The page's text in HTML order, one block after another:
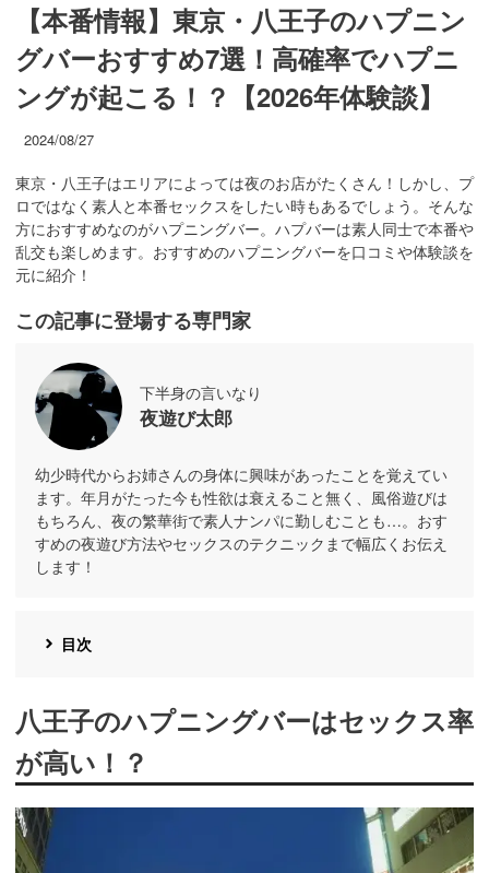
【本番情報】東京・八王子のハプニン
グバーおすすめ7選！高確率でハプニ
ングが起こる！？【2026年体験談】
2024/08/27
東京・八王子はエリアによっては夜のお店がたくさん！しかし、プ
ロではなく素人と本番セックスをしたい時もあるでしょう。そんな
方におすすめなのがハプニングバー。ハプバーは素人同士で本番や
乱交も楽しめます。おすすめのハプニングバーを口コミや体験談を
元に紹介！
この記事に登場する専門家
下半身の言いなり
夜遊び太郎
幼少時代からお姉さんの身体に興味があったことを覚えてい
ます。年月がたった今も性欲は衰えること無く、風俗遊びは
もちろん、夜の繁華街で素人ナンパに勤しむことも…。おす
すめの夜遊び方法やセックスのテクニックまで幅広くお伝え
します！
目次
八王子のハプニングバーはセックス率
が高い！？